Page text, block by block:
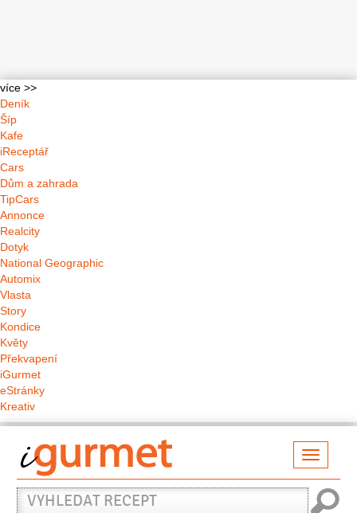
více >>
Deník
Šíp
Kafe
iReceptář
Cars
Dům a zahrada
TipCars
Annonce
Realcity
Dotyk
National Geographic
Automix
Vlasta
Story
Kondice
Květy
Překvapení
iGurmet
eStránky
Kreativ
Vyhledat
recept